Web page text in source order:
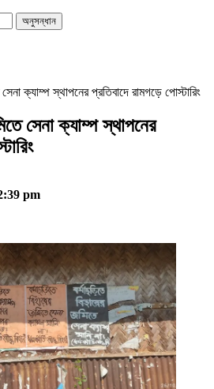
সেনা ক্যাম্প স্থাপনের প্রতিবাদে রামগড়ে পোস্টারিং
সেনা ক্যাম্প স্থাপনের
pm